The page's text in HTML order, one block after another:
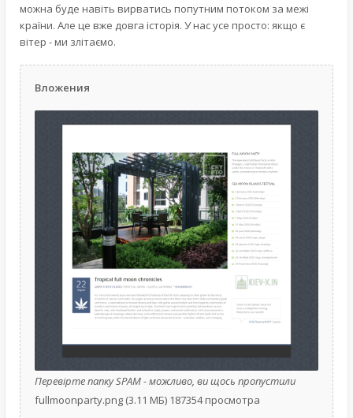
можна буде навіть вирватись попутним потоком за межі
країни. Але це вже довга історія. У нас усе просто: якщо є
вітер - ми злітаємо.
Вложения
Перевірте папку SPAM - можливо, ви щось пропустили
fullmoonparty.png (3.11 МБ) 187354 просмотра